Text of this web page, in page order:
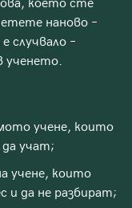
което сте
наново –
случвало –
ученето.
учене, които
да учат;
учене, които
и да не разбират;